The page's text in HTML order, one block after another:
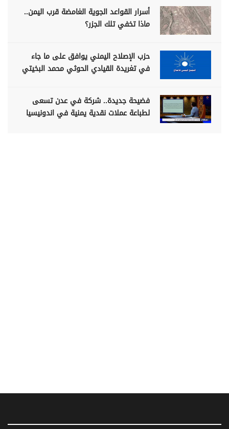
أسرار القواعد الجوية الغامضة قرب اليمن..
ماذا تخفي تلك الجزر؟
حزب الإصلاح اليمني يوافق على ما جاء
في تغريدة القيادي الحوثي محمد البخيتي
فضيحة جديدة.. شركة في عدن تسعى
لطباعة عملات نقدية يمنية في اندونيسيا